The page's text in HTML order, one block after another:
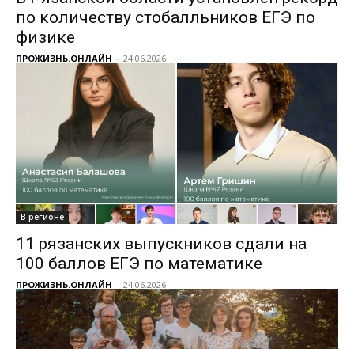
по количеству стобалльников ЕГЭ по
физике
ПРОЖИЗНЬ.ОНЛАЙН - 24.06.2026
В регионе
11 рязанских выпускников сдали на
100 баллов ЕГЭ по математике
ПРОЖИЗНЬ.ОНЛАЙН - 24.06.2026